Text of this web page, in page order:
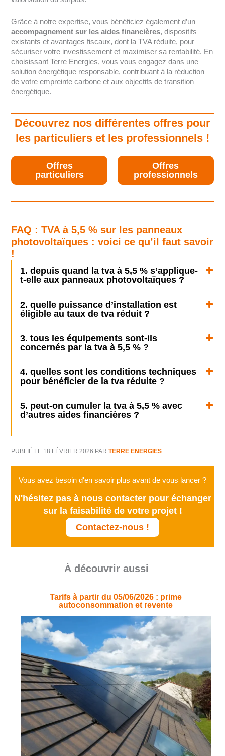
Grâce à notre expertise, vous bénéficiez également d’un
accompagnement sur les aides financières, dispositifs
existants et avantages fiscaux, dont la TVA réduite, pour
sécuriser votre investissement et maximiser sa rentabilité. En
choisissant Terre Energies, vous vous engagez dans une
solution énergétique responsable, contribuant à la réduction
de votre empreinte carbone et aux objectifs de transition
énergétique.
Découvrez nos différentes offres pour
les particuliers et les professionnels !
Offres
particuliers
Offres
professionnels
FAQ : TVA à 5,5 % sur les panneaux
photovoltaïques : voici ce qu’il faut savoir
!
1. depuis quand la tva à 5,5 % s’applique-
t-elle aux panneaux photovoltaïques ?
2. quelle puissance d’installation est
éligible au taux de tva réduit ?
3. tous les équipements sont-ils
concernés par la tva à 5,5 % ?
4. quelles sont les conditions techniques
pour bénéficier de la tva réduite ?
5. peut-on cumuler la tva à 5,5 % avec
d’autres aides financières ?
PUBLIÉ LE 18 FÉVRIER 2026 PAR TERRE ENERGIES
Vous avez besoin d'en savoir plus avant de vous lancer ?
N'hésitez pas à nous contacter pour échanger
sur la faisabilité de votre projet !
Contactez-nous !
À découvrir aussi
Tarifs à partir du 05/06/2026 : prime
autoconsommation et revente